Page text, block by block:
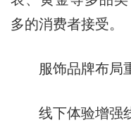
多的消费者接受。
服饰品牌布局
线下体验增强